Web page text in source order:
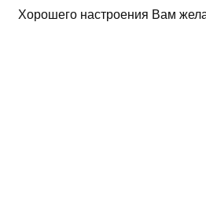
Хорошего настроения Вам